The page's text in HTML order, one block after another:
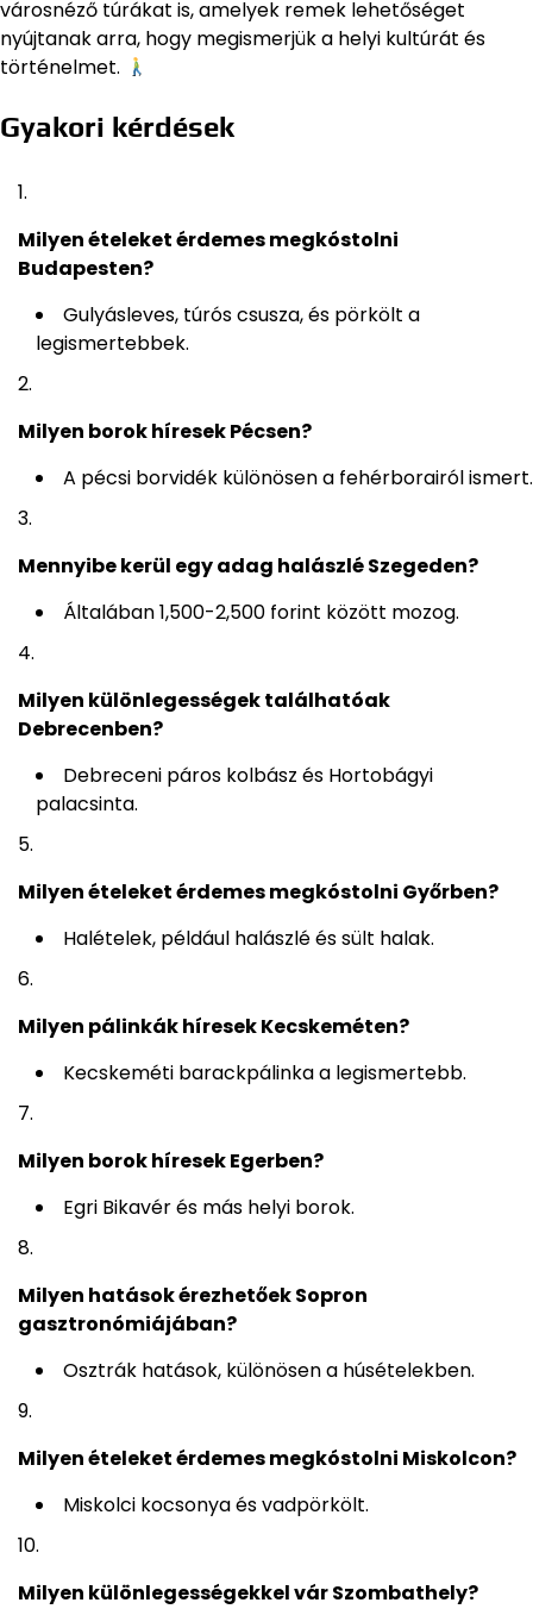
városnéző túrákat is, amelyek remek lehetőséget
nyújtanak arra, hogy megismerjük a helyi kultúrát és
történelmet.
Gyakori kérdések
Milyen ételeket érdemes megkóstolni
Budapesten?
Gulyásleves, túrós csusza, és pörkölt a
legismertebbek.
Milyen borok híresek Pécsen?
A pécsi borvidék különösen a fehérborairól ismert.
Mennyibe kerül egy adag halászlé Szegeden?
Általában 1,500-2,500 forint között mozog.
Milyen különlegességek találhatóak
Debrecenben?
Debreceni páros kolbász és Hortobágyi
palacsinta.
Milyen ételeket érdemes megkóstolni Győrben?
Halételek, például halászlé és sült halak.
Milyen pálinkák híresek Kecskeméten?
Kecskeméti barackpálinka a legismertebb.
Milyen borok híresek Egerben?
Egri Bikavér és más helyi borok.
Milyen hatások érezhetőek Sopron
gasztronómiájában?
Osztrák hatások, különösen a húsételekben.
Milyen ételeket érdemes megkóstolni Miskolcon?
Miskolci kocsonya és vadpörkölt.
Milyen különlegességekkel vár Szombathely?